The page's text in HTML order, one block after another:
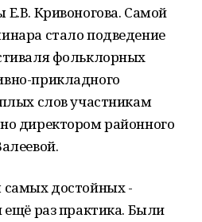
Е.В. Кривоногова. Самой
стало подведение
фольклорных
прикладного
слов участникам
директором районного
самых достойных -
ещё раз практика. Были